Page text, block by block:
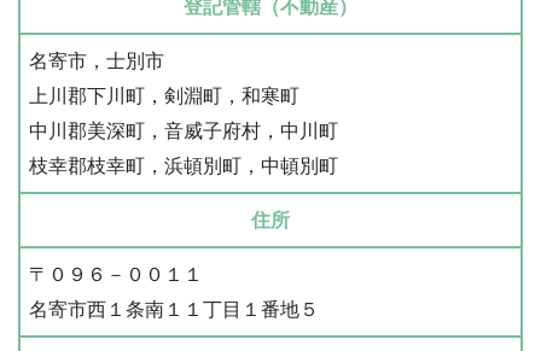
登記管轄（不動産）
名寄市，士別市
上川郡下川町，剣淵町，和寒町
中川郡美深町，音威子府村，中川町
枝幸郡枝幸町，浜頓別町，中頓別町
住所
〒０９６－００１１
名寄市西１条南１１丁目１番地５